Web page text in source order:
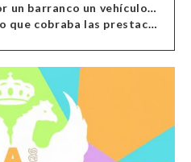
Cinco heridos al caer por un barranco un vehículo en Alcolea
Detenido un matrimonio que cobraba las prestaciones de ilegales en Almería, Granada, Málaga, Huelva y Murcia